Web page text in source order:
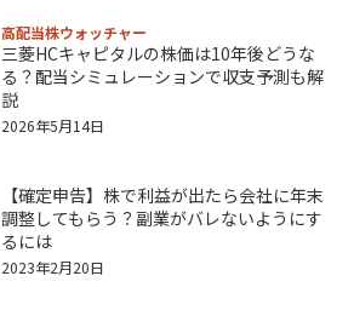
高配当株ウォッチャー
三菱HCキャピタルの株価は10年後どうな
る？配当シミュレーションで収支予測も解
説
2026年5月14日
【確定申告】株で利益が出たら会社に年末
調整してもらう？副業がバレないようにす
るには
2023年2月20日